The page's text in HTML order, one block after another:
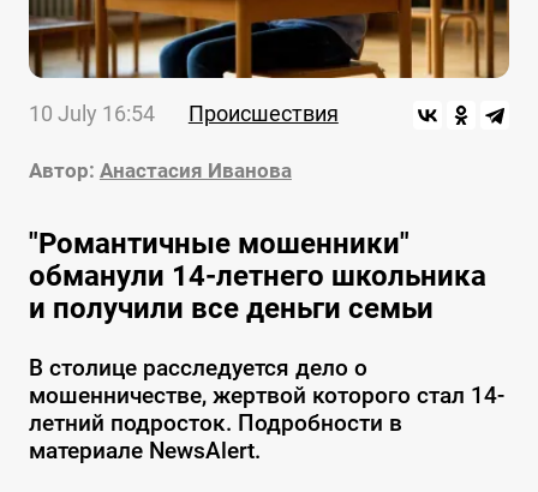
10 July 16:54 Происшествия
Автор: Анастасия Иванова
"Романтичные мошенники"
обманули 14-летнего школьника
и получили все деньги семьи
В столице расследуется дело о
мошенничестве, жертвой которого стал 14-
летний подросток. Подробности в
материале NewsAlert.